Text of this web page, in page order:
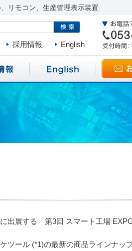
リモコン、生産管理表示装置
採用情報 English
出展する「第3回 スマート工場
ツール (*1)の最新の商品ラインナッ